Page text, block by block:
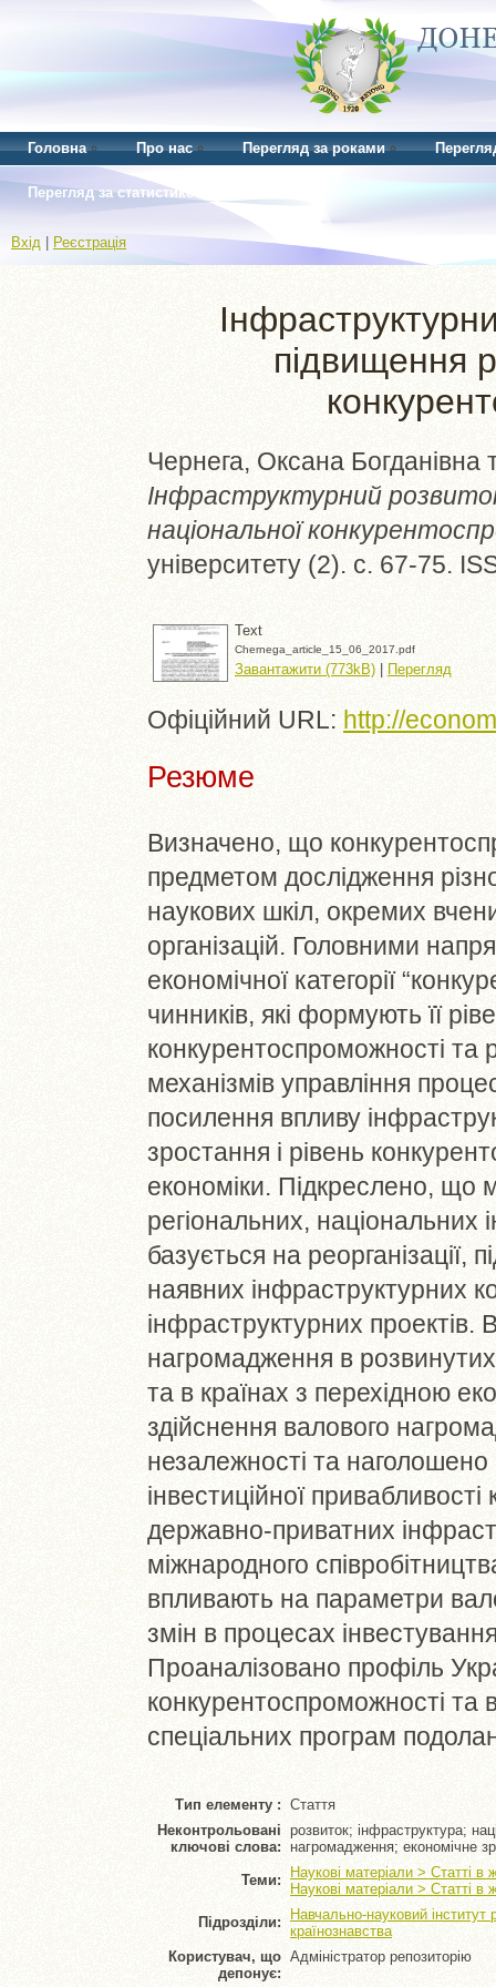
Головна Про нас Перегляд за роками
Перегляд за статистикою
Вхід Реєстрація
підвищення
Чернега, Оксана Богданівна
Інфраструктурний
національної
університету (2). с. 67-75.
Text
Chernega_article_15_06_2017.pdf
Завантажити (773kB) | Перегляд
Офіційний URL: http://
Резюме
Визначено, що
предметом дослідження
наукових шкіл, окремих
організацій. Головними
економічної категорії
чинників, які формують її
конкурентоспроможності та
механізмів управління
посилення впливу
зростання і рівень
економіки. Підкреслено, що
регіональних, національних
базується на реорганізації,
наявних інфраструктурних
інфраструктурних проектів.
нагромадження в
та в країнах з перехідною
здійснення валового
незалежності та
інвестиційної
державно-приватних
міжнародного
впливають на параметри
змін в процесах
Проаналізовано профіль
конкурентоспроможності та
спеціальних програм
Тип елементу : Стаття
Неконтрольовані
ключові слова:
розвиток; інфраструктура;
нагромадження; економічне
Теми:
Наукові матеріали > Статті
Наукові матеріали > Статті в
Підрозділи:
Навчально-науковий
країнознавства
Користувач, що
депонує:
Адміністратор репозиторію